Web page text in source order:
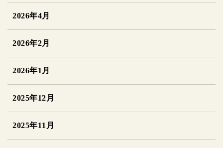
2026年4月
2026年2月
2026年1月
2025年12月
2025年11月